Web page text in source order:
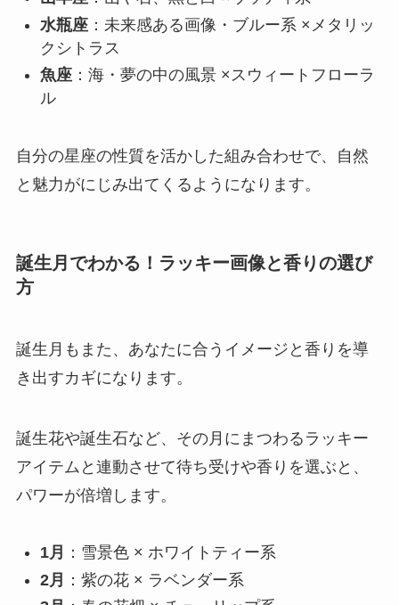
水瓶座：未来感ある画像・ブルー系 ×メタリッ
クシトラス
魚座：海・夢の中の風景 ×スウィートフローラ
ル
自分の星座の性質を活かした組み合わせで、自然
と魅力がにじみ出てくるようになります。
誕生月でわかる！ラッキー画像と香りの選び
方
誕生月もまた、あなたに合うイメージと香りを導
き出すカギになります。
誕生花や誕生石など、その月にまつわるラッキー
アイテムと連動させて待ち受けや香りを選ぶと、
パワーが倍増します。
1月
：雪景色 × ホワイトティー系
2月
：紫の花 × ラベンダー系